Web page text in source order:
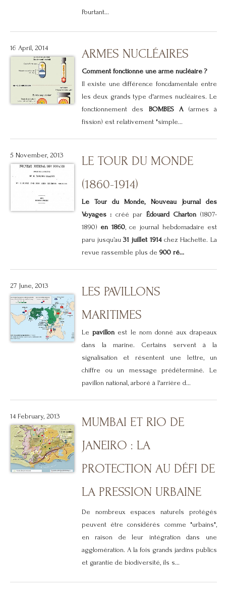
Pourtant...
16 April, 2014 ARMES NUCLÉAIRES
Comment fonctionne une arme nucléaire ?
Il existe une différence foncdamentale entre
les deux grands type d'armes nucléaires. Le
fonctionnement des BOMBES A(armes à
fission) est relativement "simple...
5 November, 2013
LE TOUR DU MONDE
(1860-1914)
Le Tour du Monde, Nouveau Journal des
Voyages : créé par Édouard Charton (1807-
1890) en 1860, ce journal hebdomadaire est
paru jusqu’au31 juillet 1914chez Hachette. La
revue rassemble plus de 900 ré...
27 June, 2013
LES PAVILLONS
MARITIMES
Lepavillon est le nom donné aux drapeaux
dans la marine. Certains servent à la
signalisation et résentent une lettre, un
chiffre ou un message prédéterminé. Le
pavillon national, arboré à l'arrière d...
14 February, 2013
MUMBAI ET RIO DE
JANEIRO : LA
PROTECTION AU DÉFI DE
LA PRESSION URBAINE
De nombreux espaces naturels protégés
peuvent être considérés comme "urbains",
en raison de leur intégration dans une
agglomération. A la fois grands jardins publics
et garantie de biodiversité, ils s...